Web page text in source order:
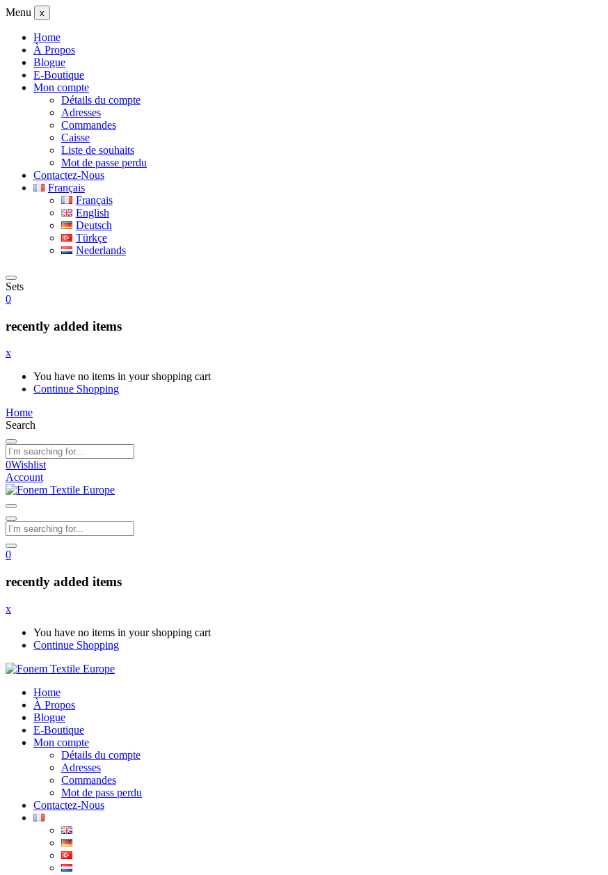
Menu x
Home
À Propos
Blogue
E-Boutique
Mon compte
Détails du compte
Adresses
Commandes
Caisse
Liste de souhaits
Mot de passe perdu
Contactez-Nous
Français
Français
English
Deutsch
Türkçe
Nederlands
Sets
0
recently added items
x
You have no items in your shopping cart
Continue Shopping
Home
Search
0Wishlist
Account
0
recently added items
x
You have no items in your shopping cart
Continue Shopping
Home
À Propos
Blogue
E-Boutique
Mon compte
Détails du compte
Adresses
Commandes
Mot de pass perdu
Contactez-Nous